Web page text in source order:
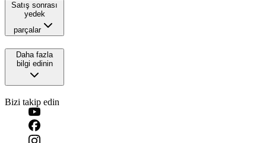
Satış sonrası
yedek
parçalar
Daha fazla
bilgi edinin
Bizi takip edin